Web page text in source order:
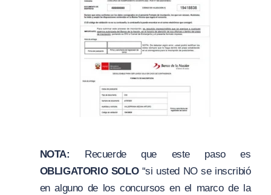
NOTA: Recuerde que este paso es
OBLIGATORIO SOLO“si usted NO se inscribió
en alguno de los concursos en el marco de la